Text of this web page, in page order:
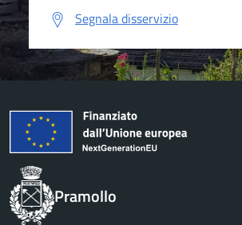
Segnala disservizio
Pramollo